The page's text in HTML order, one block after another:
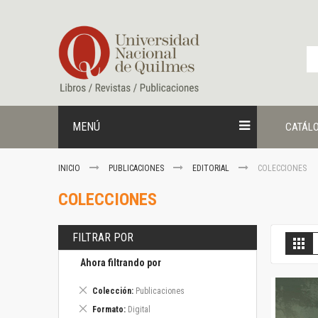
contenido
MENÚ
INICIO PUBLICACIONES EDITORIAL COLECCIONES
COLECCIONES
FILTRAR POR
Ahora filtrando por
Colección Publicaciones
Eliminar
artículo
Formato Digital
Eliminar